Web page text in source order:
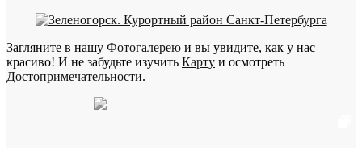
Загляните в нашу Фотогалерею и вы увидите, как у нас
красиво! И не забудьте изучить Карту и осмотреть
Достопримечательности.